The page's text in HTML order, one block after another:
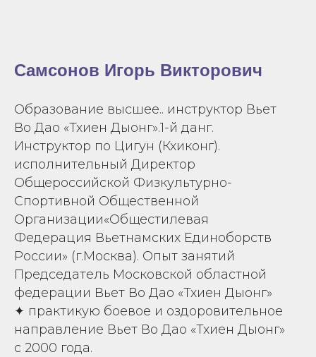
Самсонов Игорь Викторович
Образование высшее.. инструктор Вьет
Во Дао «Тхиен Дыонг».1-й данг.
Инструктор по Цигун (Кхиконг).
исполнительный Директор
Общероссийской Физкультурно-
Спортивной Общественной
Организации«Общестилевая
Федерация Вьетнамских Единоборств
России» (г.Москва). Опыт занятий
Председатель Московской областной
федерации Вьет Во Дао «Тхиен Дыонг»
✦ практикую боевое и оздоровительное
направление Вьет Во Дао «Тхиен Дыонг»
с 2000 года.